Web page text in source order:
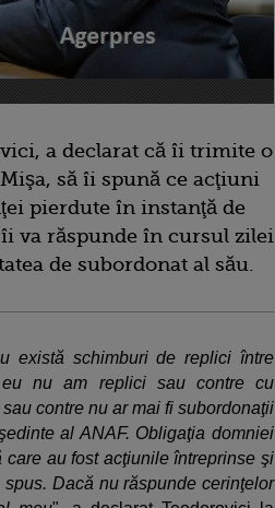
a declarat că îi trimite o
să îi spună ce acţiuni
pierdute în instanţă de
va răspunde în cursul zilei
de subordonat al său.
există schimburi de replici între
nu am replici sau contre cu
contre nu ar mai fi subordonaţii
al ANAF. Obligaţia domniei
au fost acţiunile întreprinse şi
Dacă nu răspunde cerinţelor